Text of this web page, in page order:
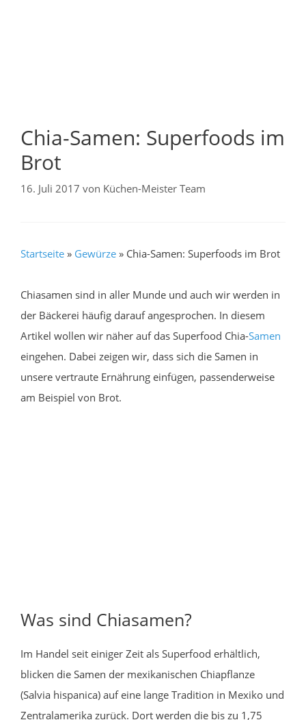
Chia-Samen: Superfoods im
Brot
16. Juli 2017 von Küchen-Meister Team
Startseite » Gewürze » Chia-Samen: Superfoods im Brot
Chiasamen sind in aller Munde und auch wir werden in
der Bäckerei häufig darauf angesprochen. In diesem
Artikel wollen wir näher auf das Superfood Chia-Samen
eingehen. Dabei zeigen wir, dass sich die Samen in
unsere vertraute Ernährung einfügen, passenderweise
am Beispiel von Brot.
Was sind Chiasamen?
Im Handel seit einiger Zeit als Superfood erhältlich,
blicken die Samen der mexikanischen Chiapflanze
(Salvia hispanica) auf eine lange Tradition in Mexiko und
Zentralamerika zurück. Dort werden die bis zu 1,75